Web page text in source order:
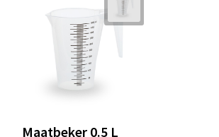
Maatbeker 0.5 L